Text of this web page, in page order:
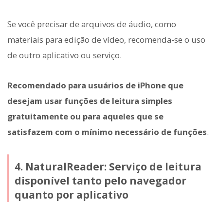
Se você precisar de arquivos de áudio, como
materiais para edição de vídeo, recomenda-se o uso
de outro aplicativo ou serviço.
Recomendado para usuários de iPhone que
desejam usar funções de leitura simples
gratuitamente ou para aqueles que se
satisfazem com o mínimo necessário de funções.
4. NaturalReader: Serviço de leitura
disponível tanto pelo navegador
quanto por aplicativo